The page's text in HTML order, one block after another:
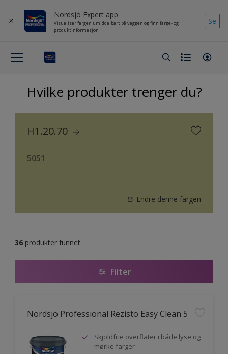
Nordsjö Expert app
Visualiser fargen umiddelbart på veggen og finn farge- og
produktinformasjon
Se
Hvilke produkter trenger du?
H1.20.70
5051
Endre denne fargen
36 produkter funnet
Filter
Nordsjö Professional Rezisto Easy Clean 5
Skjoldfrie overflater i både lyse og
mørke farger